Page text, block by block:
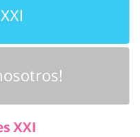
XXI